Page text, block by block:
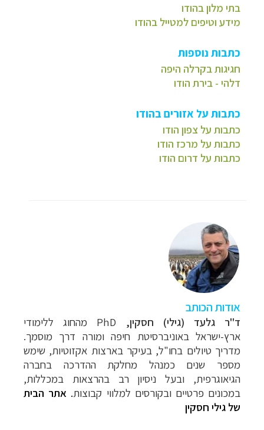
בתי מלון בהודו
מידע וטיפים למטייל בהודו
כתבות נוספות
חגיגות בקרלה היפה
דלהי - בירת הודו
כתבות על אזורים בהודו
כתבות על צפון הודו
כתבות על מרכז הודו
כתבות על דרום הודו
אודות הכותב
ד"ר גלעד (גילי) חסקין,
PhD מהחוג ללימודי
ארץ-ישראל באוניברסיטת חיפה ומורה דרך מוסמך.
מדריך טיולים בחו"ל, בעיקר בארצות אקזוטיות, שימש
מספר שנים כמנהל מחלקת ההדרכה בחברה
הגיאוגרפית, ובעל ניסיון רב בהרצאות במכללות,
במכונים פרטיים ובקורסים למלווי קבוצות. אתר הבית
של גילי חסקין